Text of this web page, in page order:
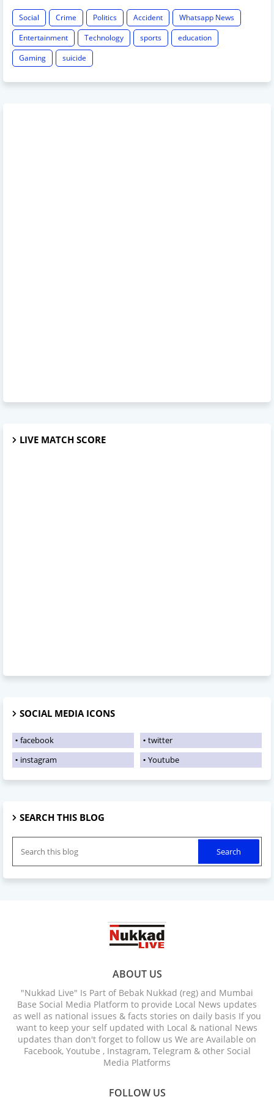
Social Crime Politics Accident
Whatsapp News
Entertainment
Technology sports
education
Gaming
suicide
LIVE MATCH SCORE
SOCIAL MEDIA ICONS
facebook
twitter
instagram
Youtube
SEARCH THIS BLOG
ABOUT US
"Nukkad Live" Is Part of Bebak Nukkad (reg) and Mumbai
Base Social Media Platform to provide Local News updates
as well as national issues & facts stories on daily basis If you
want to keep your self updated with Local & national News
updates than don't forget to follow us We are Available on
Facebook, Youtube , Instagram, Telegram & other Social
Media Platforms
FOLLOW US